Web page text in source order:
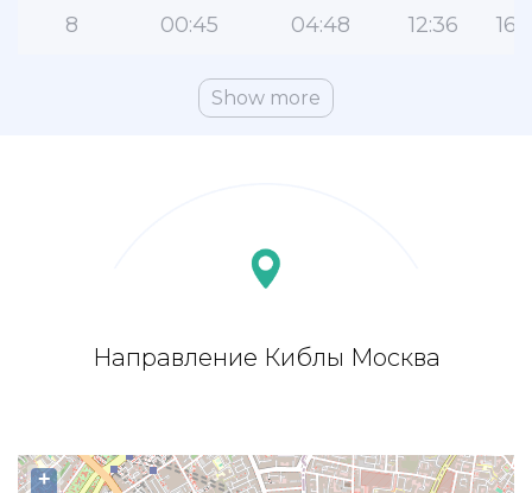
8 00:45 04:48 12:36
Show more
Направление Киблы Москва
+